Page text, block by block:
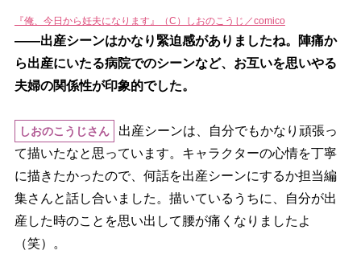
『俺、今日から妊夫になります』（C）しおのこうじ／comico
――出産シーンはかなり緊迫感がありましたね。陣痛か
ら出産にいたる病院でのシーンなど、お互いを思いやる
夫婦の関係性が印象的でした。
しおのこうじさん
出産シーンは、自分でもかなり頑張っ
て描いたなと思っています。キャラクターの心情を丁寧
に描きたかったので、何話を出産シーンにするか担当編
集さんと話し合いました。描いているうちに、自分が出
産した時のことを思い出して腰が痛くなりましたよ
（笑）。